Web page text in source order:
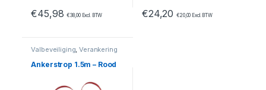
€45,98 €38,00Excl. BTW €24,20 €20,00 Excl. BTW
Valbeveiliging,Verankering
Ankerstrop 1.5m – Rood